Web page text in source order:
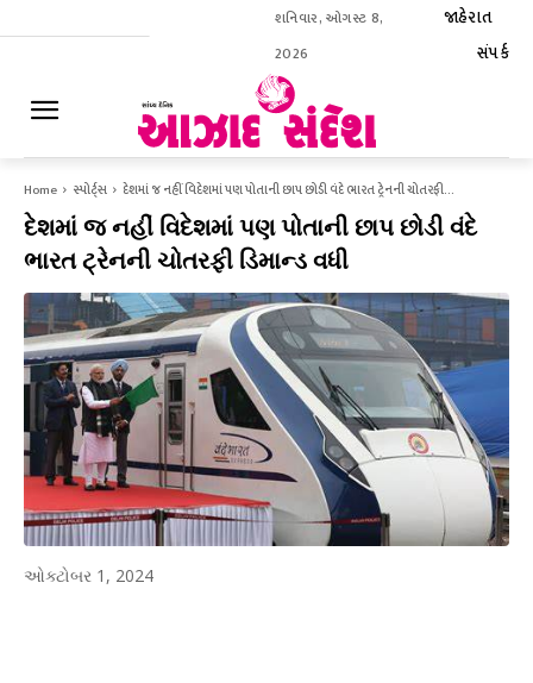
શનિવાર, ઓગસ્ટ 8,
2026
જાહેરાત
સંપર્ક
Home સ્પોર્ટ્સ દેશમાં જ નહીં વિદેશમાં પણ પોતાની છાપ છોડી વંદે ભારત ટ્રેનની ચોતરફી...
દેશમાં જ નહીં વિદેશમાં પણ પોતાની છાપ છોડી વંદે
ભારત ટ્રેનની ચોતરફી ડિમાન્ડ વધી
ઓક્ટોબર 1, 2024